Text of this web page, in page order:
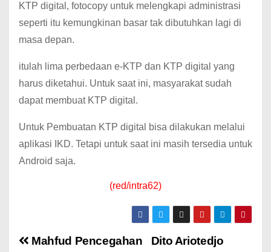
KTP digital, fotocopy untuk melengkapi administrasi
seperti itu kemungkinan basar tak dibutuhkan lagi di
masa depan.
itulah lima perbedaan e-KTP dan KTP digital yang
harus diketahui. Untuk saat ini, masyarakat sudah
dapat membuat KTP digital.
Untuk Pembuatan KTP digital bisa dilakukan melalui
aplikasi IKD. Tetapi untuk saat ini masih tersedia untuk
Android saja.
(red/intra62)
Dito Ariotedjo
Mahfud Pencegahan